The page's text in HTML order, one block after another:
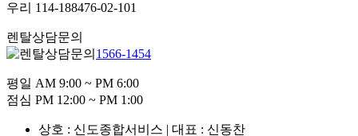
우리 114-188476-02-101
렌탈상담문의
1566-1454
평일 AM 9:00 ~ PM 6:00
점심 PM 12:00 ~ PM 1:00
상호 : 신도종합서비스 | 대표 : 신동찬